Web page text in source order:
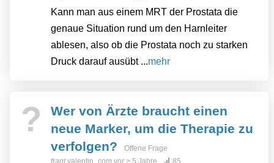
Kann man aus einem MRT der Prostata die
genaue Situation rund um den Harnleiter
ablesen, also ob die Prostata noch zu starken
Druck darauf ausübt ...mehr
?
Wer von Ärzte braucht einen
neue Marker, um die Therapie zu
verfolgen?
Offene Frage
fragtvalentin_com vor> 5 Jahre 85